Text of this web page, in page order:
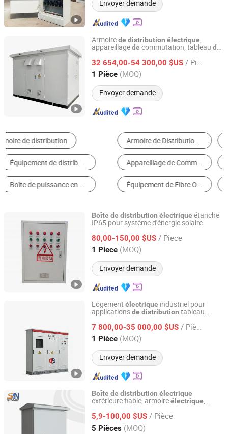
Envoyer demande
Armoirede distribution électrique,
appareillagede commutation, tableau de
32 654,00-54 300,00 $US / Pièce
1 Pièce (MOQ)
Envoyer demande
Guang Dong Hao Cheng Electric Co., Ltd
Guangdong, China Depuis 2023
Transformateur
Appareillage de Commutation Boîte de Jonction
Équipement de Fibre Optique Système de Contrôle Électrique
Boîte de distribution électrique étanche
IP65 pour système d'énergie solaire
80,00-150,00 $US / Piece
1 Piece (MOQ)
Envoyer demande
Hainan Kensensite Electrical Equipment Co., Ltd.
Hainan, China Depuis 2026
Logement électrique industriel pour
applicationsde distribution tableau
distribution
7 800,00-35 000,00 $US / Pièce
1 Pièce (MOQ)
Envoyer demande
Shandong Qiansheng Electric Power Equipment
Shandong, China Depuis 2026
Boîte de distribution électrique
extérieure fiable, armoireélectrique,
5,9-100,00 $US / Pièce
5 Pièces (MOQ)
Foshan Shunningye Electrical Equipment Co., Ltd
Depuis 2026